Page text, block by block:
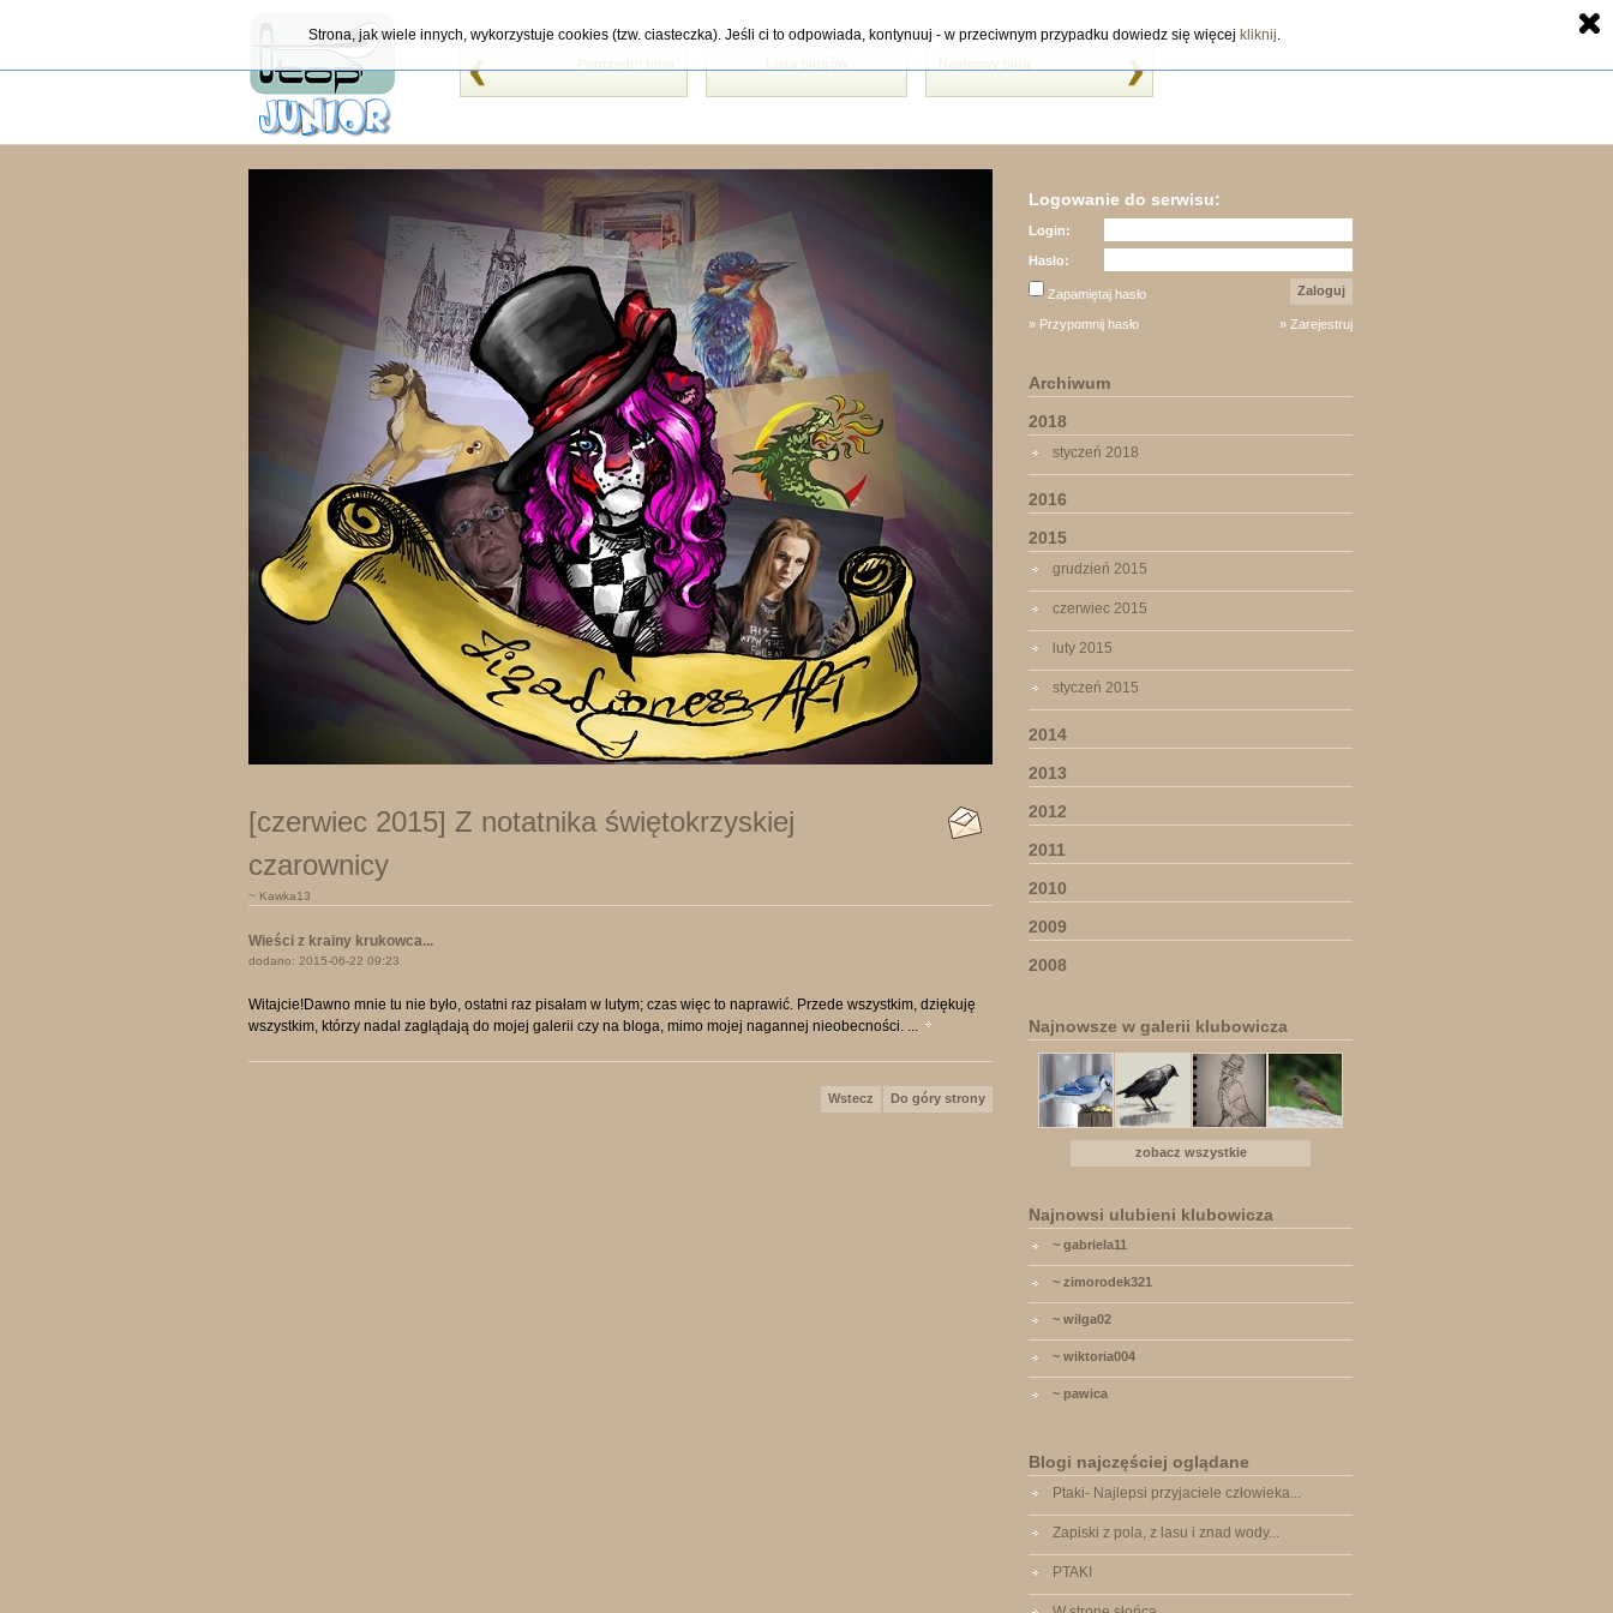
Strona, jak wiele innych, wykorzystuje cookies (tzw. ciasteczka). Jeśli ci to odpowiada, kontynuuj - w przeciwnym przypadku dowiedz się więcej kliknij.
[czerwiec 2015] Z notatnika świętokrzyskiej
czarownicy
~ Kawka13
Wieści z krainy krukowca...
dodano: 2015-06-22 09:23
Witajcie!Dawno mnie tu nie było, ostatni raz pisałam w lutym; czas więc to naprawić. Przede wszystkim, dziękuję
wszystkim, którzy nadal zaglądają do mojej galerii czy na bloga, mimo mojej nagannej nieobecności. ...
Do góry strony
Wstecz
Logowanie do serwisu:
Login:
Hasło:
Zapamiętaj hasło Zaloguj
» Przypomnij hasło » Zarejestruj
Archiwum
2018
styczeń 2018
2016
2015
grudzień 2015
czerwiec 2015
luty 2015
styczeń 2015
2014
2013
2012
2011
2010
2009
2008
Najnowsze w galerii klubowicza
zobacz wszystkie
Najnowsi ulubieni klubowicza
~ gabriela11
~ zimorodek321
~ wilga02
~ wiktoria004
~ pawica
Blogi najczęściej oglądane
Ptaki- Najlepsi przyjaciele człowieka...
Zapiski z pola, z lasu i znad wody...
PTAKI